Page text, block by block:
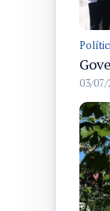
03/07/